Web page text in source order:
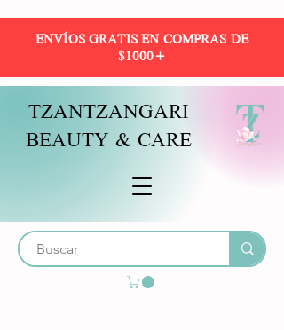
ENVÍOS GRATIS EN COMPRAS DE
$1000+
TZANTZANGARI
BEAUTY & CARE